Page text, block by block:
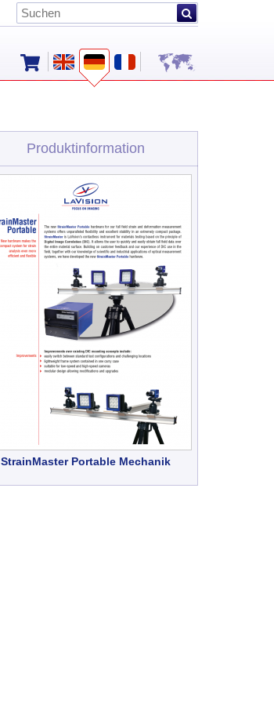
Produktinformation
StrainMaster Portable Mechanik